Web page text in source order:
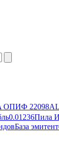
ОПИФ 22098
0.01236Пила
База